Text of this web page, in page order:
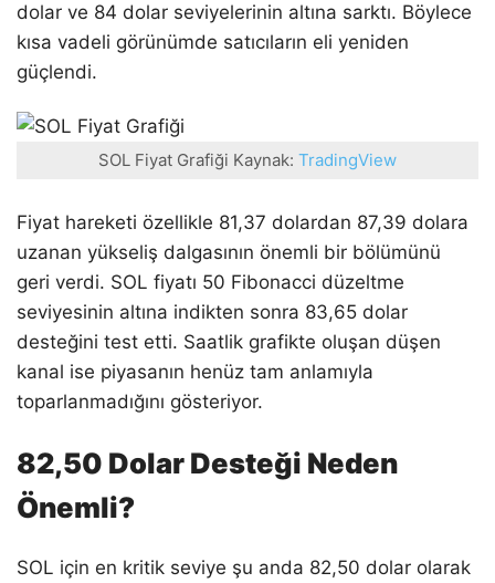
dolar ve 84 dolar seviyelerinin altına sarktı. Böylece
kısa vadeli görünümde satıcıların eli yeniden
güçlendi.
SOL Fiyat Grafiği Kaynak: TradingView
Fiyat hareketi özellikle 81,37 dolardan 87,39 dolara
uzanan yükseliş dalgasının önemli bir bölümünü
geri verdi. SOL fiyatı 50 Fibonacci düzeltme
seviyesinin altına indikten sonra 83,65 dolar
desteğini test etti. Saatlik grafikte oluşan düşen
kanal ise piyasanın henüz tam anlamıyla
toparlanmadığını gösteriyor.
82,50 Dolar Desteği Neden
Önemli?
SOL için en kritik seviye şu anda 82,50 dolar olarak